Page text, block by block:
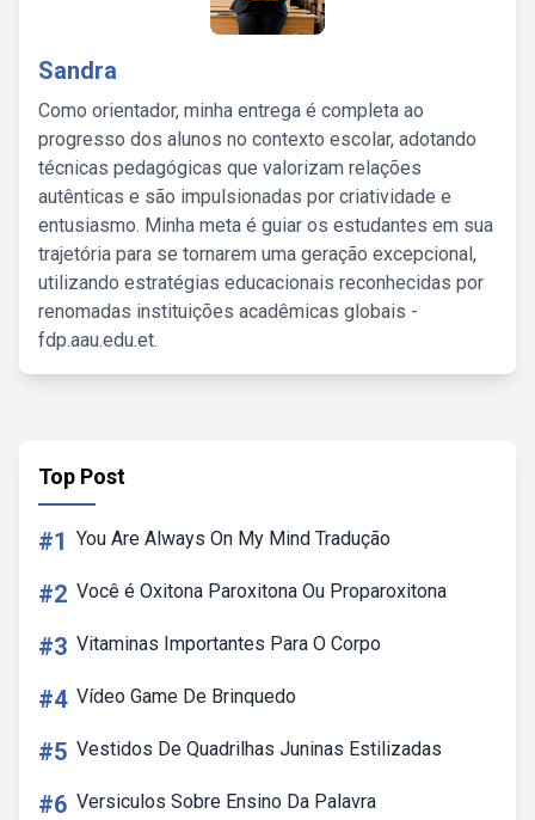
Sandra
Como orientador, minha entrega é completa ao
progresso dos alunos no contexto escolar, adotando
técnicas pedagógicas que valorizam relações
autênticas e são impulsionadas por criatividade e
entusiasmo. Minha meta é guiar os estudantes em sua
trajetória para se tornarem uma geração excepcional,
utilizando estratégias educacionais reconhecidas por
renomadas instituições acadêmicas globais -
fdp.aau.edu.et.
Top Post
#1 You Are Always On My Mind Tradução
#2 Você é Oxitona Paroxitona Ou Proparoxitona
#3 Vitaminas Importantes Para O Corpo
#4 Vídeo Game De Brinquedo
#5 Vestidos De Quadrilhas Juninas Estilizadas
#6 Versiculos Sobre Ensino Da Palavra